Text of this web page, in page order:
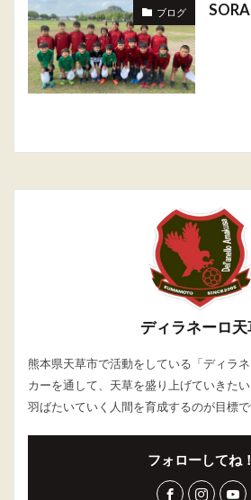
ブログ
ディラネーロ天
熊本県天草市で活動をしている「ディラ
カーを通して、天草を盛り上げていきたい
羽ばたいていく人間を育成するのが目標で
フォローしてね！